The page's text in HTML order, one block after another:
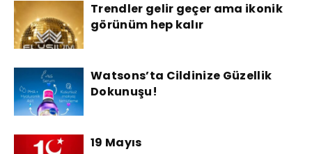
Trendler gelir geçer ama ikonik
görünüm hep kalır
Watsons’ta Cildinize Güzellik
Dokunuşu!
19 Mayıs